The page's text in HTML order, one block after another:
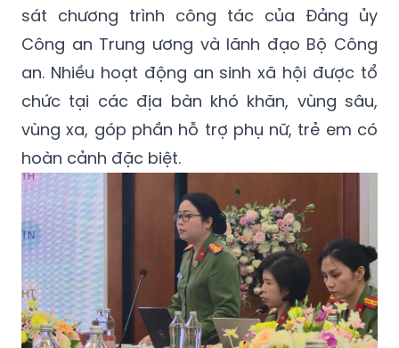
sát chương trình công tác của Đảng ủy
Công an Trung ương và lãnh đạo Bộ Công
an. Nhiều hoạt động an sinh xã hội được tổ
chức tại các địa bàn khó khăn, vùng sâu,
vùng xa, góp phần hỗ trợ phụ nữ, trẻ em có
hoàn cảnh đặc biệt.